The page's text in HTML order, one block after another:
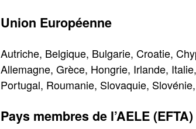
Union Européenne
Autriche, Belgique, Bulgarie, Croatie,
Allemagne, Grèce, Hongrie, Irlande,
Portugal, Roumanie, Slovaquie,
Pays membres de l’AELE (EFTA)